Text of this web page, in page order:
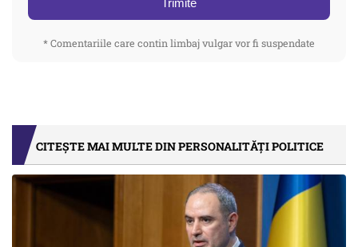
Trimite
* Comentariile care contin limbaj vulgar vor fi suspendate
CITEȘTE MAI MULTE DIN PERSONALITĂȚI POLITICE